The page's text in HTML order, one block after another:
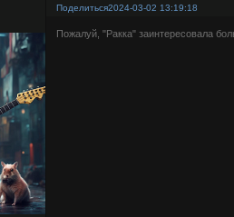
Поделиться2024-03-02 13:19:18
Пожалуй, "Ракка" заинтересовала